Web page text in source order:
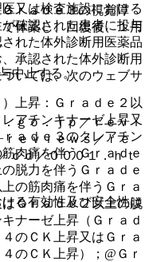
又は検査施設における
確認された患者に投与
れた体外診断用医薬品
承認された体外診断用
いては、次のウェブサ
ｇｏ．ｊｐ／ｒｅｖｉ
ｅｖｉｅｗｓ／ｒｅ
ｃｄ／０００１．ｈｔ
る有効性及び安全性は
ｒａｄｅ３の視覚障
休薬し、回復後、１用
中止する。
上昇：Ｇｒａｄｅ２以
アチンキナーゼ上昇又
ａｄｅ３のクレアチン
肉痛を伴うＧｒａｄｅ
脱力を伴うＧｒａｄｅ
の筋肉痛を伴うＧｒａ
Ｇｒａｄｅ２以上の脱
ナーゼ上昇（Ｇｒａｄ
のＣＫ上昇又はＧｒａ
のＣＫ上昇）；@Ｇｒ